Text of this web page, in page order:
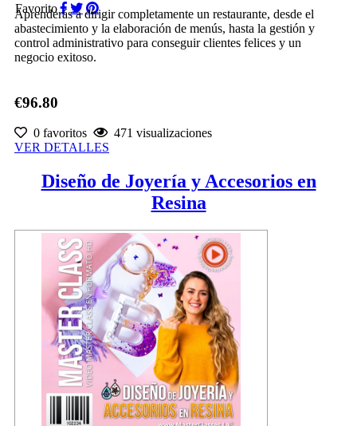
Favorito
Aprenderás a dirigir completamente un restaurante, desde el
abastecimiento y la elaboración de menús, hasta la gestión y
control administrativo para conseguir clientes felices y un
negocio exitoso.
€96.80
0 favoritos
471 visualizaciones
VER DETALLES
Diseño de Joyería y Accesorios en
Resina